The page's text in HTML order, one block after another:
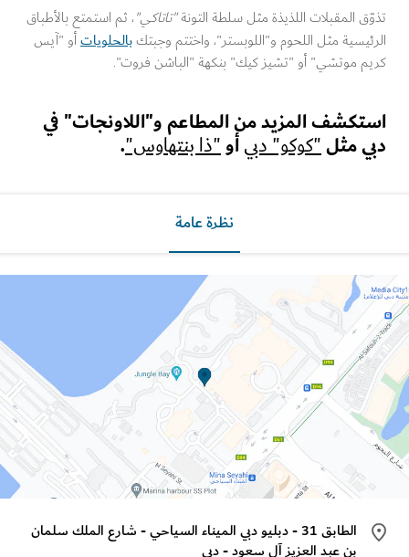
المقبلات اللذيذة مثل سلطة التونة"تاتاكي"، ثم استمتع بالأطباق
مثل اللحوم و"اللوبستر"، واختتم وجبتك بالحلوياتأو "آيس
موتشي" أو "تشيز كيك" بنكهة "الباشن فروت".
المزيد من المطاعم و"اللاونجات" في
مثل"كوكو" دبيأو"ذا بنتهاوس".
نظرة عامة
الطابق 31 - دبليو دبي الميناء السياحي - شارع الملك سلمان
بن عبد العزيز آل سعود - دبي